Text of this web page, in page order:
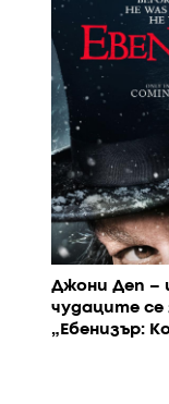
Джони Деп –
чудаците се
„Ебенизър: